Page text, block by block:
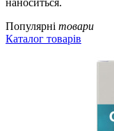
наноситься.
Популярні товари
Каталог товарів